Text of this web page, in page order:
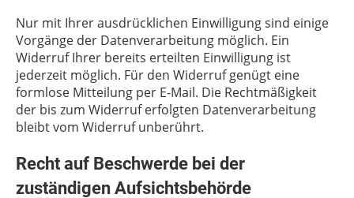
Nur mit Ihrer ausdrücklichen Einwilligung sind einige
Vorgänge der Datenverarbeitung möglich. Ein
Widerruf Ihrer bereits erteilten Einwilligung ist
jederzeit möglich. Für den Widerruf genügt eine
formlose Mitteilung per E-Mail. Die Rechtmäßigkeit
der bis zum Widerruf erfolgten Datenverarbeitung
bleibt vom Widerruf unberührt.
Recht auf Beschwerde bei der
zuständigen Aufsichtsbehörde